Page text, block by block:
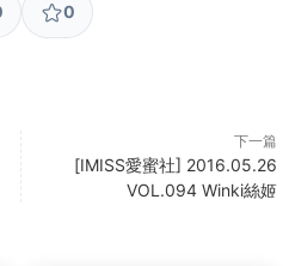
0
下一篇
[IMISS愛蜜社] 2016.05.26
VOL.094 Winki絲姬